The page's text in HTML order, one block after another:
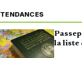
TENDANCES
la liste